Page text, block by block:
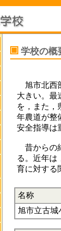
学校の概
旭市北西
大きい。最
を，また，
年農道が整
安全指導は
昔からの
る。近年は
育に対する
名称
旭市立古城